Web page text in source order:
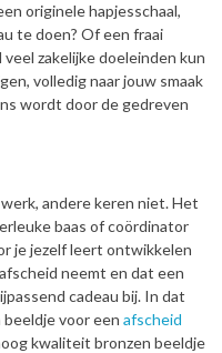
originele hapjesschaal,
te doen? Of een fraai
zakelijke doeleinden kun
volledig naar jouw smaak
wordt door de gedreven
andere keren niet. Het
baas of coördinator
je jezelf leert ontwikkelen
neemt en dat een
cadeau bij. In dat
voor een afscheid
kwaliteit bronzen beeldje